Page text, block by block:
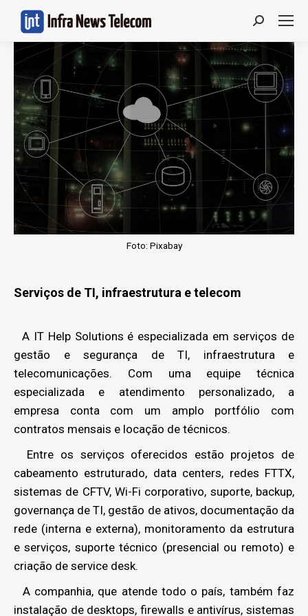
Search:
Foto: Pixabay
Serviços de TI, infraestrutura e telecom
A IT Help Solutions é especializada em serviços de
gestão e segurança de TI, infraestrutura e
telecomunicações. Com uma equipe técnica
especializada e atendimento personalizado, a
empresa conta com um amplo portfólio com
contratos mensais e locação de técnicos.
Entre os serviços oferecidos estão projetos de
cabeamento estruturado, data centers, redes FTTX,
sistemas de CFTV, Wi-Fi corporativo, suporte, backup,
governança de TI, gestão de ativos, documentação da
rede (interna e externa), monitoramento da estrutura
e serviços, suporte técnico (presencial ou remoto) e
criação de service desk.
A companhia, que atende todo o país, também faz
instalação de desktops, firewalls e antivírus, sistemas